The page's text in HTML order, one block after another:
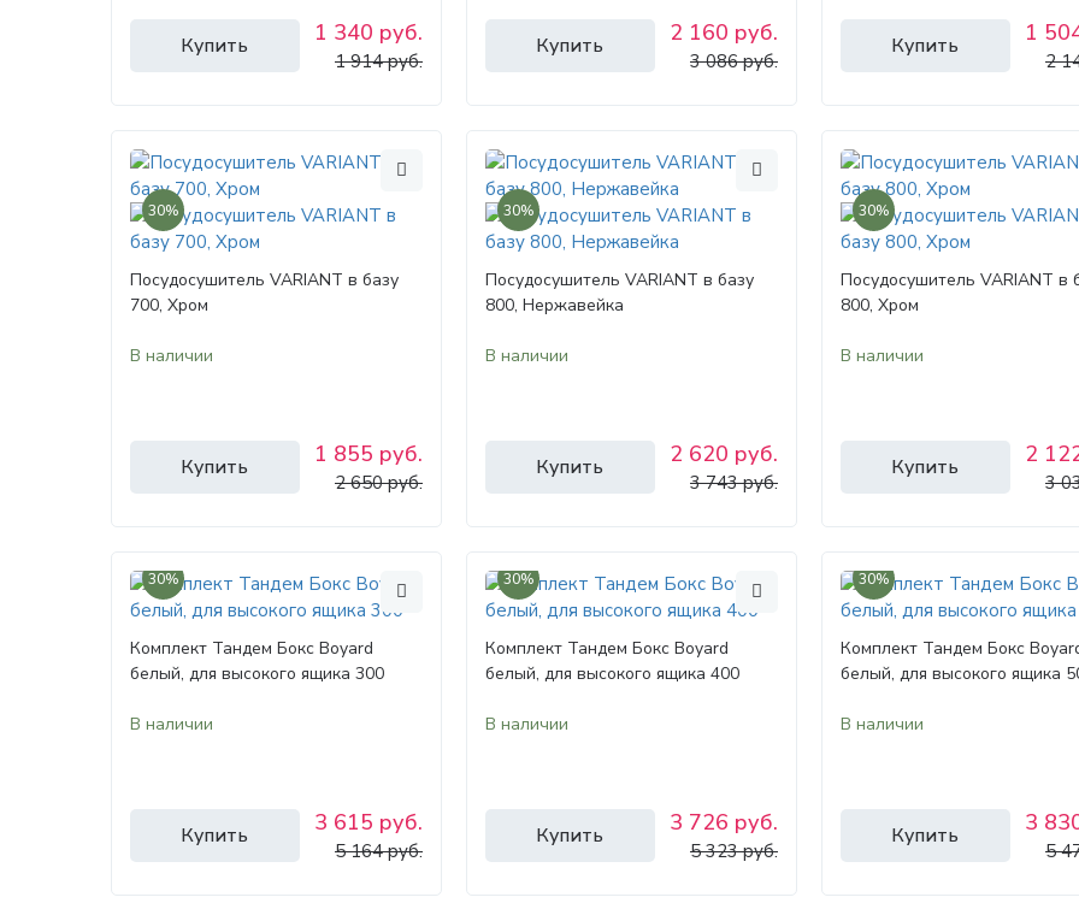
Купить 1 340 руб.
1 914 руб.
Купить 2 160 руб.
3 086 руб.
Купить 1
2
30%
Посудосушитель VARIANT в базу
700, Хром
В наличии
Купить 1 855 руб.
2 650 руб.
30%
Посудосушитель VARIANT в базу
800, Нержавейка
В наличии
Купить 2 620 руб.
3 743 руб.
30%
Посудосушитель VARIANT в
800, Хром
В наличии
Купить 2
3
30%
Комплект Тандем Бокс Boyard
белый, для высокого ящика 300
В наличии
Купить 3 615 руб.
5 164 руб.
30%
Комплект Тандем Бокс Boyard
белый, для высокого ящика 400
В наличии
Купить 3 726 руб.
5 323 руб.
30%
Комплект Тандем Бокс
белый, для высокого ящика
В наличии
Купить 3
5